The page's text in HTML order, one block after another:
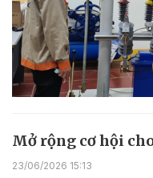
Mở rộng cơ hội
23/06/2026 15:13